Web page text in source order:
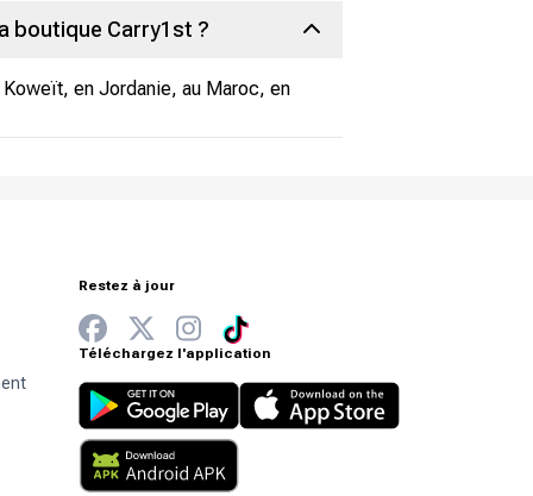
boutique Carry1st ?
en Jordanie, au Maroc, en
Restez à jour
Téléchargez l'application